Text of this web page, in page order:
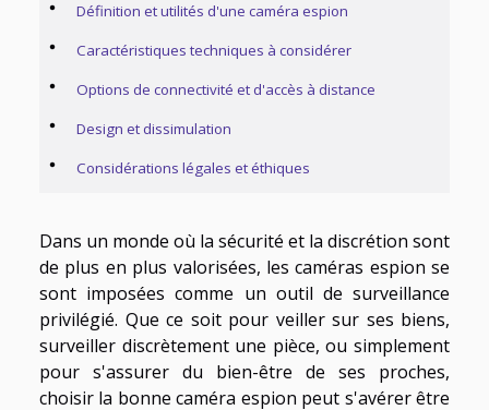
Définition et utilités d'une caméra espion
Caractéristiques techniques à considérer
Options de connectivité et d'accès à distance
Design et dissimulation
Considérations légales et éthiques
Dans un monde où la sécurité et la discrétion sont
de plus en plus valorisées, les caméras espion se
sont imposées comme un outil de surveillance
privilégié. Que ce soit pour veiller sur ses biens,
surveiller discrètement une pièce, ou simplement
pour s'assurer du bien-être de ses proches,
choisir la bonne caméra espion peut s'avérer être